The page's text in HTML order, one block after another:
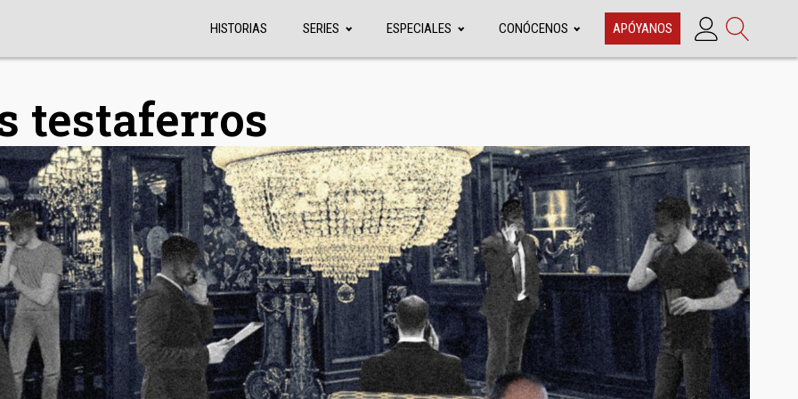
HISTORIAS SERIES ESPECIALES CONÓCENOS APÓYANOS
testaferros